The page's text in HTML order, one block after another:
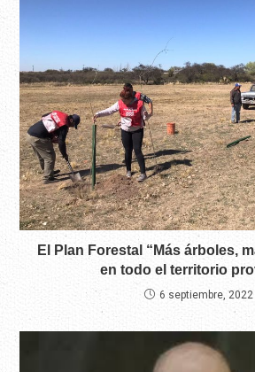
El Plan Forestal “Más árboles,
en todo el territorio
6 septiembre, 2022